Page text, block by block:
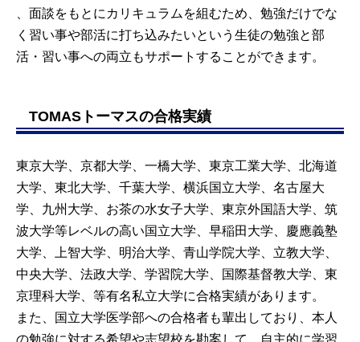
、面談をもとにカリキュラムを組むため、勉強だけでな
く習い事や部活に打ち込みたいという生徒の勉強と部
活・習い事への両立もサポートすることができます。
TOMASトーマスの合格実績
東京大学、京都大学、一橋大学、東京工業大学、北海道
大学、東北大学、千葉大学、横浜国立大学、名古屋大
学、九州大学、お茶の水女子大学、東京外国語大学、筑
波大学等レベルの高い国立大学、早稲田大学、慶應義塾
大学、上智大学、明治大学、青山学院大学、立教大学、
中央大学、法政大学、学習院大学、国際基督教大学、東
京理科大学、等有名私立大学に合格実績があります。
また、国立大学医学部への合格者も輩出しており、本人